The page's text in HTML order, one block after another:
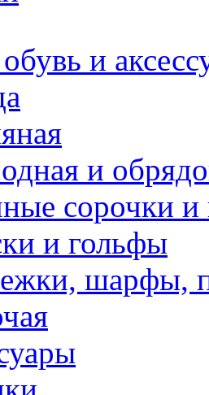
и
и
сорочки
и гольфы
шарфы,